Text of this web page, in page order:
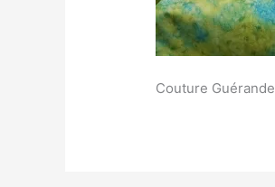
Couture Guérande